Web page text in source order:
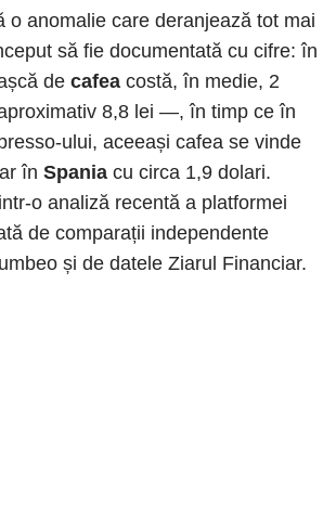
o anomalie care deranjează tot mai
să fie documentată cu cifre: în
de cafea costă, în medie, 2
8,8 lei —, în timp ce în
ului, aceeași cafea se vinde
în Spania cu circa 1,9 dolari.
o analiză recentă a platformei
de comparații independente
și de datele Ziarul Financiar.